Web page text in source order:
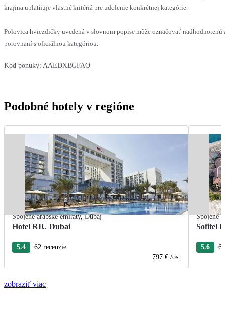
krajina uplatňuje vlastné kritériá pre udelenie konkrétnej kategórie.
Polovica hviezdičky uvedená v slovnom popise môže označovať
porovnaní s oficiálnou kategóriou.
Kód ponuky: AAEDXBGFAO
Podobné hotely v regióne
Spojené arabské emiráty,Dubaj
Hotel RIU Dubai
5.4
62 recenzie
797 € /os.
Spojené
Sofitel
5.6 6
zobraziť viac